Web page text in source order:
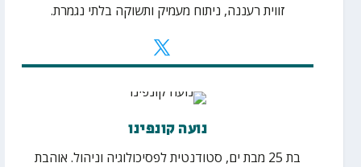
זווית רעננה, ניתוח מעמיק ותשוקה בלתי נגמרת.
נועה קונפינו
בת 25 מבת ים, סטודנטית לפסיכולוגיה וניהול. אוהבת